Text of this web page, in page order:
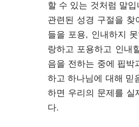
할 수 있는 것처럼 말
관련된 성경 구절을
들을 포용, 인내하지
랑하고 포용하고 인내
음을 전하는 중에 핍박
하고 하나님에 대해 믿
하면 우리의 문제를 실
다.